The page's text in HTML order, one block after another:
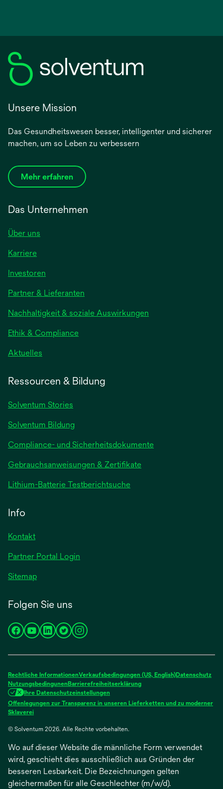
Unsere Mission
Das Gesundheitswesen besser, intelligenter und sicherer
machen, um so Leben zu verbessern
Mehr erfahren
Das Unternehmen
Über uns
Karriere
Investoren
einer
neuen
geöffnet
Partner & Lieferanten
Nachhaltigkeit & soziale Auswirkungen
Ethik & Compliance
Aktuelles
Registerkarte
Ressourcen & Bildung
Solventum Stories
Solventum Bildung
Compliance- und Sicherheitsdokumente
Gebrauchsanweisungen & Zertifikatewird
Lithium-Batterie Testberichtsuchewird
Info
Kontakt
Partner Portal Login
Sitemap
Folgen Sie uns
wird
neuen
Registerkarte
geöffnet
wird
neuen
Registerkarte
geöffnet
wird
neuen
Registerkarte
geöffnet
wird
neuen
Registerkarte
geöffnet
wird
neuen
Registerkarte
geöffnet
Rechtliche InformationenVerkaufsbedingungen (US, English)Datenschutz
NutzungsbedingunenBarrierefreiheitserklärung
Ihre Datenschutzeinstellungen
Offenlegungen zur Transparenz in unseren Lieferketten und zu moderner
Sklavereiwird
einer
Registerkarte
geöffnet
© Solventum 2026. Alle Rechte vorbehalten.
Wo auf dieser Website die männliche Form verwendet
wird, geschieht dies ausschließlich aus Gründen der
besseren Lesbarkeit. Die Bezeichnungen gelten
gleichermaßen für alle Geschlechter (m/w/d).